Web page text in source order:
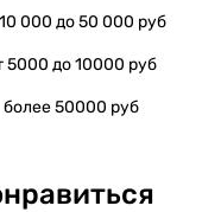
000 до 50 000 руб
5000 до 10000 руб
более 50000 руб